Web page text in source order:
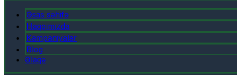
Əsas səhifə
Haqqımızda
Kampaniyalar
Blog
Əlaqə